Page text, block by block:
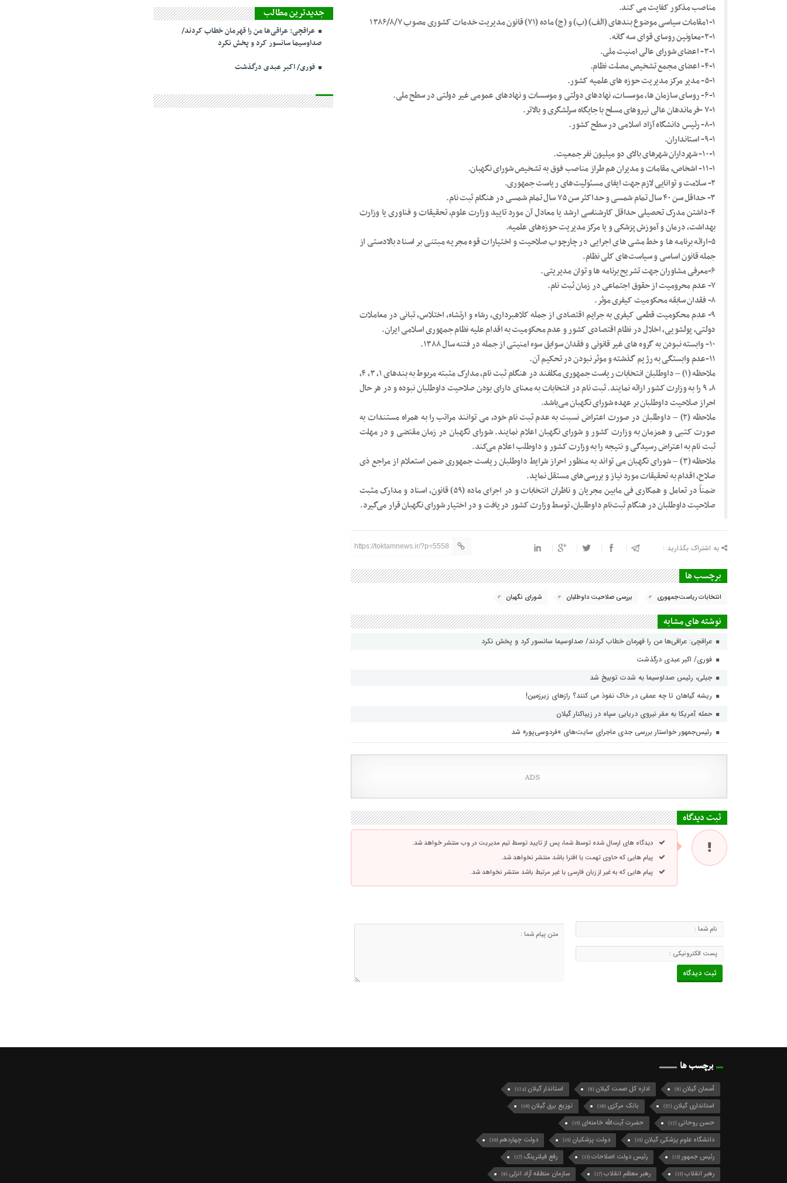
مناصب مذکور کفایت می کند.
۱-۱مقامات سیاسی موضوع بندهای (الف) (ب) و (ج) ماده (۷۱) قانون مدیریت خدمات کشوری مصوب ۱۳۸۶/۸/۷
۲-۱-معاونین روسای قوای سه گانه.
۳-۱- اعضای شورای عالی امنیت ملی.
۴-۱- اعضای مجمع تشخیص مصلت نظام.
۵-۱- مدیر مرکز مدیریت حوزه های علمیه کشور.
۶-۱- روسای سازمان ها، موسسات، نهادهای دولتی و موسسات و نهادهای عمومی غیر دولتی در سطح ملی.
۷-۱ -فرماندهان عالی نیروهای مسلح با جایگاه سرلشگری و بالاتر.
۸-۱- رئیس دانشگاه آزاد اسلامی در سطح کشور.
۹-۱- استانداران.
۱۰-۱- شهرداران شهرهای بالای دو میلیون نفر جمعیت.
۱۱-۱- اشخاص، مقامات و مدیران هم طراز مناصب فوق به تشخیص شورای نگهبان.
۲- سلامت و توانایی لازم جهت ایفای مسئولیت‌های ریاست جمهوری.
۳- حداقل سن ۴۰ سال تمام شمسی و حداکثر سن ۷۵ سال تمام شمسی در هنگام ثبت نام.
۴-داشتن مدرک تحصیلی حداقل کارشناسی ارشد یا معادل آن مورد تایید وزارت علوم، تحقیقات و فناوری یا وزارت
بهداشت، درمان و آموزش پزشکی و یا مرکز مدیریت حوزه‌های علمیه.
۵-ارائه برنامه ها و خط مشی های اجرایی در چارچوب صلاحیت و اختیارات قوه مجریه مبتنی بر اسناد بالادستی از
جمله قانون اساسی و سیاست‌های کلی نظام.
۶-معرفی مشاوران جهت تشریح برنامه ها و توان مدیریتی.
۷- عدم محرومیت از حقوق اجتماعی در زمان ثبت نام.
۸- فقدان سابقه محکومیت کیفری موثر.
۹- عدم محکومیت قطعی کیفری به جرایم اقتصادی از جمله کلاهبرداری، رشاء و ارتشاء، اختلاس، تبانی در معاملات
دولتی، پولشویی، اخلال در نظام اقتصادی کشور و عدم محکومیت به اقدام علیه نظام جمهوری اسلامی ایران.
۱۰- وابسته نبودن به گروه های غیر قانونی و فقدان سوابق سوء امنیتی از جمله در فتنه سال ۱۳۸۸.
۱۱-عدم وابستگی به رژیم گذشته و موثر نبودن در تحکیم آن.
ملاحظه (۱) – داوطلبان انتخابات ریاست جمهوری مکلفند در هنگام ثبت نام، مدارک مثبته مربوط به بندهای ۱، ۳، ۴،
۸، ۹ را به وزارت کشور ارائه نمایند. ثبت نام در انتخابات به معنای دارای بودن صلاحیت داوطلبان نبوده و در هر حال
احراز صلاحیت داوطلبان بر عهده شورای نگهبان می‌باشد.
ملاحظه (۲) – داوطلبان در صورت اعتراض نسبت به عدم ثبت نام خود، می توانند مراتب را به همراه مستندات به
صورت کتبی و همزمان به وزارت کشور و شورای نگهبان اعلام نمایند. شورای نگهبان در زمان مقتضی و در مهلت
ثبت نام به اعتراض رسیدگی و نتیجه را به وزارت کشور و داوطلب اعلام می‌کند.
ملاحظه (۳) – شورای نگهبان می تواند به منظور احراز شرایط داوطلبان ریاست جمهوری ضمن استعلام از مراجع ذی
صلاح، اقدام به تحقیقات مورد نیاز و بررسی‌های مستقل نماید.
ضمناً در تعامل و همکاری فی مابین مجریان و ناظران انتخابات و در اجرای ماده (۵۹) قانون، اسناد و مدارک مثبت
صلاحیت داوطلبان در هنگام ثبت‌نام داوطلبان، توسط وزارت کشور دریافت و در اختیار شورای نگهبان قرار می‌گیرد.
به اشتراک بگذارید : https://toktamnews.ir/?p=5558
برچسب ها
انتخابات ریاست‌جمهوری بررسی صلاحیت داوطلبان شورای نگهبان
نوشته های مشابه
عراقچی: عراقی‌ها من را قهرمان خطاب کردند/ صداوسیما سانسور کرد و پخش نکرد
فوری/ اکبر عبدی درگذشت
جبلی، رئیس صداوسیما به شدت توبیخ شد
ریشه گیاهان تا چه عمقی در خاک نفوذ می کنند؟ رازهای زیرزمین!
حمله آمریکا به مقر نیروی دریایی سپاه در زیباکنار گیلان
رئیس‌جمهور خواستار بررسی جدی ماجرای سایت‌های «فردوسی‌پور» شد
ثبت دیدگاه
دیدگاه های ارسال شده توسط شما، پس از تایید توسط تیم مدیریت در وب منتشر خواهد شد.
پیام هایی که حاوی تهمت یا افترا باشد منتشر نخواهد شد.
پیام هایی که به غیر از زبان فارسی یا غیر مرتبط باشد منتشر نخواهد شد.
جدیدترین مطالب
عراقچی: عراقی‌ها من را قهرمان خطاب کردند/
صداوسیما سانسور کرد و پخش نکرد
فوری/ اکبر عبدی درگذشت
برچسب ها
آسمان گیلان (9) اداره کل صمت گیلان (9) استاندار گیلان (124)
استانداری گیلان (32) بانک مرکزی (19) توزیع برق گیلان (10)
حسن روحانی (12) حضرت آیت‌الله خامنه‌ای (15)
دانشگاه علوم پزشکی گیلان (15) دولت پزشکیان (15) دولت چهاردهم (10)
رئیس جمهور(13) رئیس دولت اصلاحات(13) رفع فیلترینگ (17)
رهبر انقلاب(15) رهبر معظم انقلاب(17) سازمان منطقه آزاد انزلی (9)